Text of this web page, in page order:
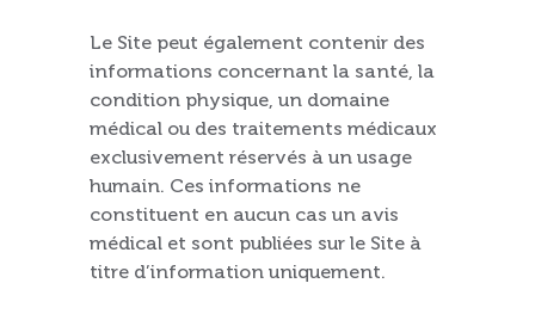
Le Site peut également contenir des
informations concernant la santé, la
condition physique, un domaine
médical ou des traitements médicaux
exclusivement réservés à un usage
humain. Ces informations ne
constituent en aucun cas un avis
médical et sont publiées sur le Site à
titre d’information uniquement.